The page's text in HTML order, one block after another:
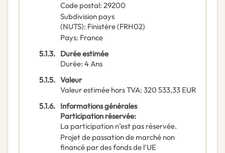
Code postal: 29200
Subdivision pays
(NUTS): Finistère(FRH02)
Pays: France
5.1.3. Durée estimée
Durée: 4Ans
5.1.5. Valeur
Valeur estimée hors TVA: 320 533,33 EUR
5.1.6. Informations générales
Participation réservée:
La participation n’est pas réservée.
Projet de passation de marché non
financé par des fonds de l’UE